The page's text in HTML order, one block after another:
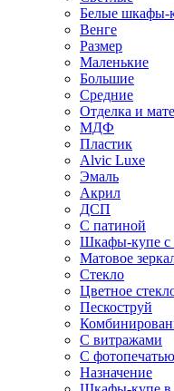
Белые шкафы-
Венге
Размер
Маленькие
Большие
Средние
Отделка и
МДФ
Пластик
Alvic Luxe
Эмаль
Акрил
ДСП
С патиной
Шкафы-купе с
Матовое
Стекло
Цветное
Пескоструй
С витражами
С фотопечатью
Назначение